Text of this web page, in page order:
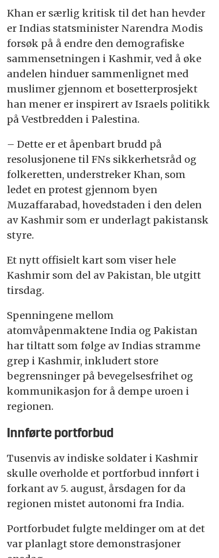
Khan er særlig kritisk til det han hevder
er Indias statsminister Narendra Modis
forsøk på å endre den demografiske
sammensetningen i Kashmir, ved å øke
andelen hinduer sammenlignet med
muslimer gjennom et bosetterprosjekt
han mener er inspirert av Israels politikk
på Vestbredden i Palestina.
– Dette er et åpenbart brudd på
resolusjonene til FNs sikkerhetsråd og
folkeretten, understreker Khan, som
ledet en protest gjennom byen
Muzaffarabad, hovedstaden i den delen
av Kashmir som er underlagt pakistansk
styre.
Et nytt offisielt kart som viser hele
Kashmir som del av Pakistan, ble utgitt
tirsdag.
Spenningene mellom
atomvåpenmaktene India og Pakistan
har tiltatt som følge av Indias stramme
grep i Kashmir, inkludert store
begrensninger på bevegelsesfrihet og
kommunikasjon for å dempe uroen i
regionen.
Innførte portforbud
Tusenvis av indiske soldater i Kashmir
skulle overholde et portforbud innført i
forkant av 5. august, årsdagen for da
regionen mistet autonomi fra India.
Portforbudet fulgte meldinger om at det
var planlagt store demonstrasjoner